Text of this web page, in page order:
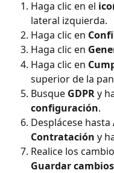
Haga clic en el
lateral izquierda.
Haga clic en
Haga clic en
Haga clic en
superior de la
Busque GDPR y
configuración.
Desplácese hasta
Contratación y
Realice los
Guardar cambios